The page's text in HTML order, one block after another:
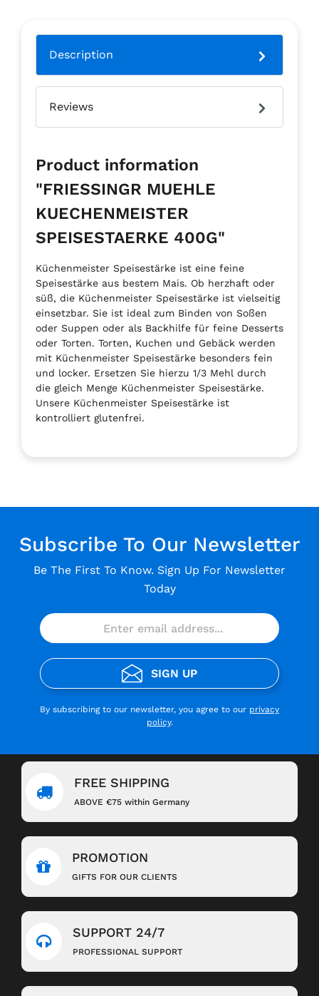
Description
Reviews
Product information
"FRIESSINGR MUEHLE
KUECHENMEISTER
SPEISESTAERKE 400G"
Küchenmeister Speisestärke ist eine feine
Speisestärke aus bestem Mais. Ob herzhaft oder
süß, die Küchenmeister Speisestärke ist vielseitig
einsetzbar. Sie ist ideal zum Binden von Soßen
oder Suppen oder als Backhilfe für feine Desserts
oder Torten. Torten, Kuchen und Gebäck werden
mit Küchenmeister Speisestärke besonders fein
und locker. Ersetzen Sie hierzu 1/3 Mehl durch
die gleich Menge Küchenmeister Speisestärke.
Unsere Küchenmeister Speisestärke ist
kontrolliert glutenfrei.
Subscribe To Our Newsletter
Be The First To Know. Sign Up For Newsletter
Today
SIGN UP
By subscribing to our newsletter, you agree to our privacy
policy.
FREE SHIPPING
ABOVE €75 within Germany
PROMOTION
GIFTS FOR OUR CLIENTS
SUPPORT 24/7
PROFESSIONAL SUPPORT